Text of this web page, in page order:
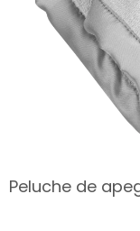
Peluche de